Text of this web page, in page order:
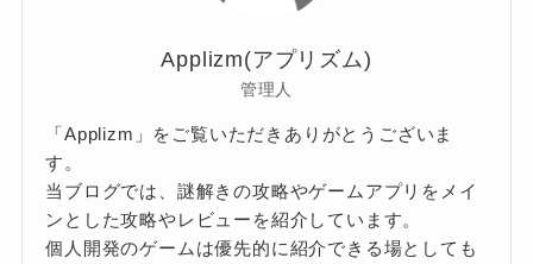
Applizm(アプリズム)
管理人
「Applizm」をご覧いただきありがとうございま
す。
当ブログでは、謎解きの攻略やゲームアプリをメイ
ンとした攻略やレビューを紹介しています。
個人開発のゲームは優先的に紹介できる場としても